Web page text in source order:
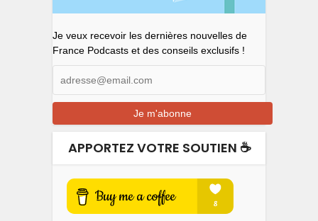
Je veux recevoir les dernières nouvelles de
France Podcasts et des conseils exclusifs !
APPORTEZ VOTRE SOUTIEN ☕️